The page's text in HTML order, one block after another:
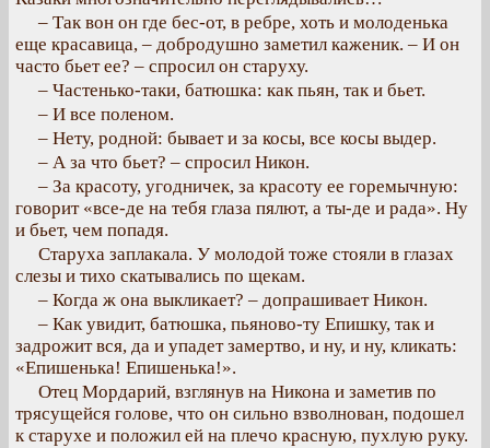
– Так вон он где бес-от, в ребре, хоть и молоденька
еще красавица, – добродушно заметил каженик. – И он
часто бьет ее? – спросил он старуху.
– Частенько-таки, батюшка: как пьян, так и бьет.
– И все поленом.
– Нету, родной: бывает и за косы, все косы выдер.
– А за что бьет? – спросил Никон.
– За красоту, угодничек, за красоту ее горемычную:
говорит «все-де на тебя глаза пялют, а ты-де и рада». Ну
и бьет, чем попадя.
Старуха заплакала. У молодой тоже стояли в глазах
слезы и тихо скатывались по щекам.
– Когда ж она выкликает? – допрашивает Никон.
– Как увидит, батюшка, пьяново-ту Епишку, так и
задрожит вся, да и упадет замертво, и ну, и ну, кликать:
«Епишенька! Епишенька!».
Отец Мордарий, взглянув на Никона и заметив по
трясущейся голове, что он сильно взволнован, подошел
к старухе и положил ей на плечо красную, пухлую руку.